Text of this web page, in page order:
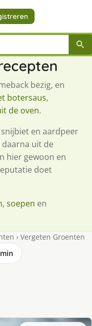
bezig, en
botersaus,
de oven.
en aardpeer
uit de
hier gewoon en
doet
, soepen en
› Vergeten Groenten